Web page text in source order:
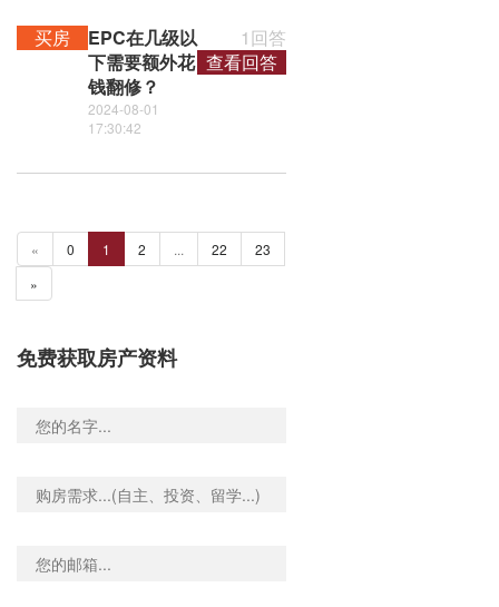
买房
EPC在几级以
下需要额外花
钱翻修？
2024-08-01
17:30:42
1回答
查看回答
« 0 1 2 ... 22
23
»
免费获取房产资料